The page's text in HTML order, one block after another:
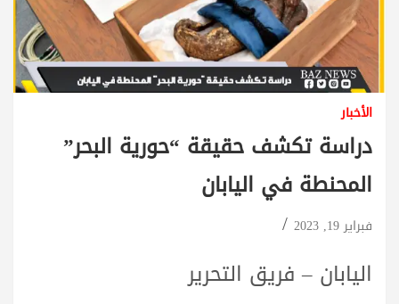
الأخبار
دراسة تكشف حقيقة “حورية البحر”
المحنطة في اليابان
فبراير 19, 2023
اليابان – فريق التحرير